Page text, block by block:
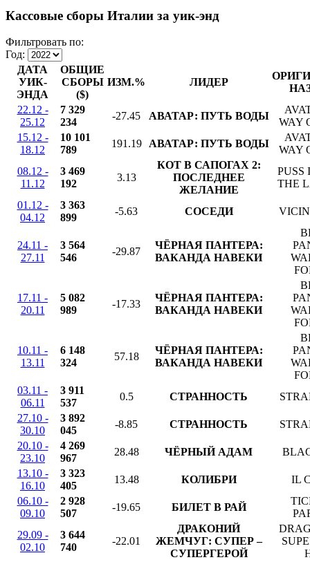
Кассовые сборы Италии за уик-энд
Фильтровать по:
Год:
ДАТА
УИК-
ЭНДА
ОБЩИЕ
СБОРЫ
($)
ИЗМ.% ЛИДЕР
22.12 -
25.12
7 329
234
-27.45 АВАТАР: ПУТЬ ВОДЫ
WAY
15.12 -
18.12
10 101
789
191.19 АВАТАР: ПУТЬ ВОДЫ
WAY
08.12 -
11.12
3 469
192
3.13
КОТ В САПОГАХ 2:
ПОСЛЕДНЕЕ
ЖЕЛАНИЕ
PUSS
THE
01.12 -
04.12
3 363
899
-5.63 СОСЕДИ
24.11 -
27.11
3 564
546
-29.87
ЧЁРНАЯ ПАНТЕРА:
ВАКАНДА НАВЕКИ
17.11 -
20.11
5 082
989
-17.33
ЧЁРНАЯ ПАНТЕРА:
ВАКАНДА НАВЕКИ
10.11 -
13.11
6 148
324
57.18
ЧЁРНАЯ ПАНТЕРА:
ВАКАНДА НАВЕКИ
03.11 -
06.11
3 911
537
0.5 СТРАННОСТЬ
27.10 -
30.10
3 892
045
-8.85 СТРАННОСТЬ
20.10 -
23.10
4 269
967
28.48 ЧЁРНЫЙ АДАМ
13.10 -
16.10
3 323
405
13.48 КОЛИБРИ
IL
06.10 -
09.10
2 928
507
-19.65 БИЛЕТ В РАЙ
29.09 -
02.10
3 644
740
-22.01
ДРАКОНИЙ
ЖЕМЧУГ: СУПЕР –
СУПЕРГЕРОЙ